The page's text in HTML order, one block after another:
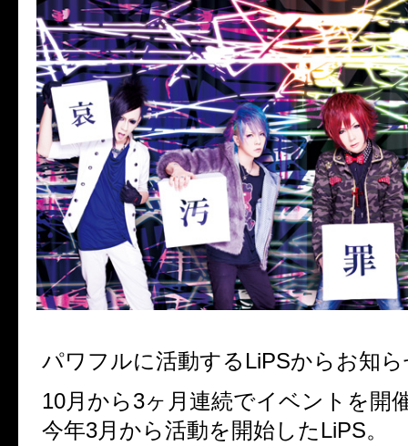
パワフルに活動するLiPSからお知
10月から3ヶ月連続でイベントを開
今年3月から活動を開始したLiPS。